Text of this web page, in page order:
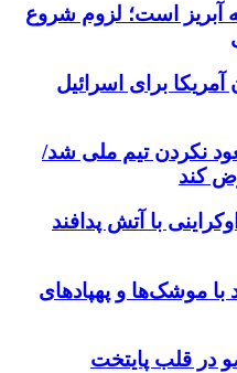
است؛ لزوم شروع
برای اسرائیل
نکردن تیم ملی شد/
کند
پهپاد اوکراینی با آتش پدافند
با موشک‌ها و پهپادهای
در قلب پایتخت